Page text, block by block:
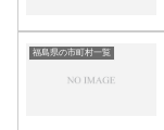
福島県の市町村一覧